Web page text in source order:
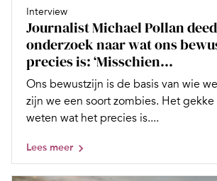
Interview
Journalist Michael Pollan
onderzoek naar wat ons
precies is: ‘Misschien...
Ons bewustzijn is de basis van wie
zijn we een soort zombies. Het
weten wat het precies is....
Lees meer